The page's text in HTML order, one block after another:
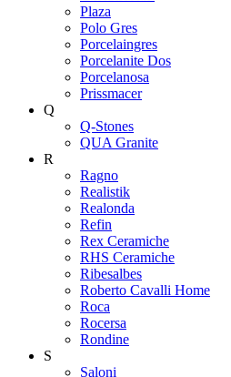
Plaza
Polo Gres
Porcelaingres
Porcelanite Dos
Porcelanosa
Prissmacer
Q
Q-Stones
QUA Granite
R
Ragno
Realistik
Realonda
Refin
Rex Ceramiche
RHS Ceramiche
Ribesalbes
Roberto Cavalli Home
Roca
Rocersa
Rondine
S
Saloni